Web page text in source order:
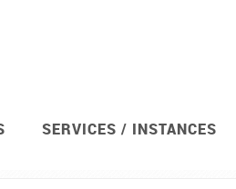
SERVICES / INSTANCES